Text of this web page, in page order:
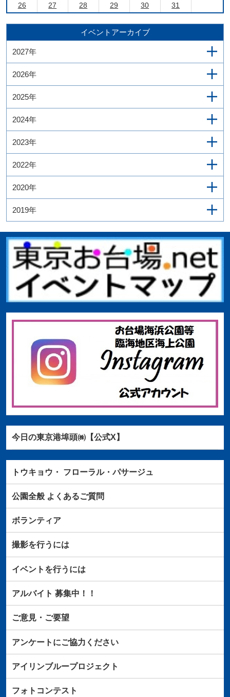
26
27 28 29 30 31
イベントアーカイブ
2027年
2026年
2025年
2024年
2023年
2022年
2020年
2019年
今日の東京港埠頭㈱【公式X】
トウキョウ・ フローラル・パサージュ
公園全般よくあるご質問
ボランティア
撮影を行うには
イベントを行うには
アルバイト 募集中！！
ご意見・ご要望
アンケートにご協力ください
アイリンブループロジェクト
フォトコンテスト